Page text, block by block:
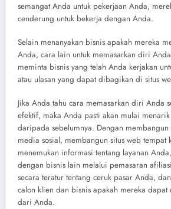
semangat Anda untuk pekerjaan Anda,
cenderung untuk bekerja dengan Anda.
Selain menanyakan bisnis apakah mereka
Anda, cara lain untuk memasarkan diri
meminta bisnis yang telah Anda kerjakan
atau ulasan yang dapat dibagikan di situs
Jika Anda tahu cara memasarkan diri Anda
efektif, maka Anda pasti akan mulai
daripada sebelumnya. Dengan
media sosial, membangun situs web tempat
menemukan informasi tentang layanan
dengan bisnis lain melalui pemasaran
secara teratur tentang ceruk pasar Anda,
calon klien dan bisnis apakah mereka dapat
dari Anda.